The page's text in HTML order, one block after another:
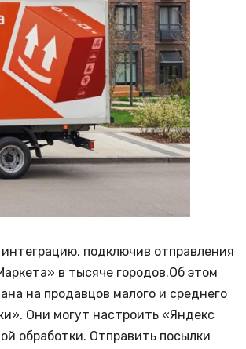
подключив отправления
в тысяче городов.Об этом
на продавцов малого и среднего
Они могут настроить «Яндекс
обработки. Отправить посылки